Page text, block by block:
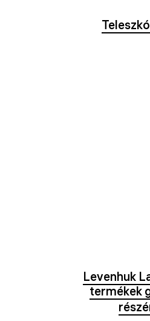
Levenhuk
termékek